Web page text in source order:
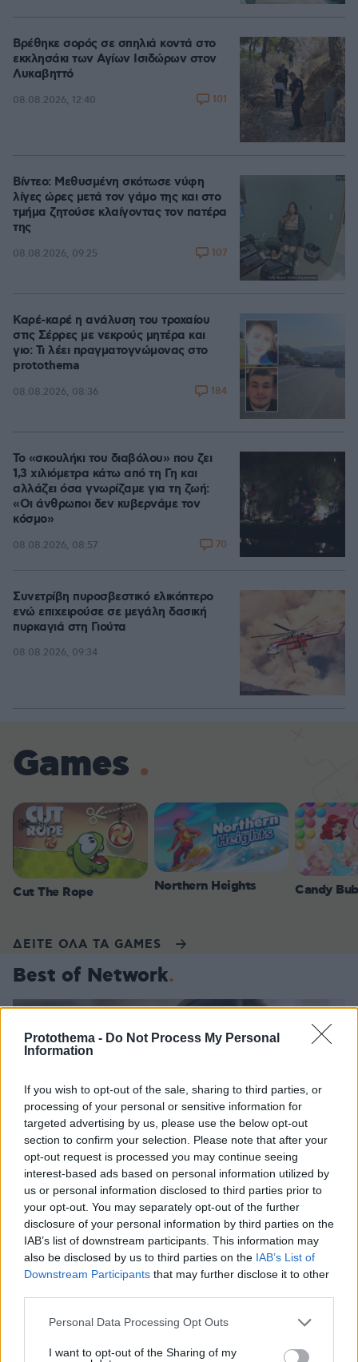
Protothema - Do Not Process My Personal
Information
If you wish to opt-out of the sale, sharing to third parties, or
processing of your personal or sensitive information for
targeted advertising by us, please use the below opt-out
section to confirm your selection. Please note that after your
opt-out request is processed you may continue seeing
interest-based ads based on personal information utilized by
us or personal information disclosed to third parties prior to
your opt-out. You may separately opt-out of the further
disclosure of your personal information by third parties on the
IAB’s list of downstream participants. This information may
also be disclosed by us to third parties on the IAB’s List of
Downstream Participants that may further disclose it to other
Please note that this website/app uses one or more Google
not limited to your visit or usage behaviour. You may click to
Personal Data Processing Opt Outs
I want to opt-out of the Sharing of my
Βρέθηκε σορός σε σπηλιά κοντά στο
εκκλησάκι των Αγίων Ισιδώρων στον
Λυκαβηττό
08.08.2026, 12:40 101
Βίντεο: Μεθυσμένη σκότωσε νύφη
λίγες ώρες μετά τον γάμο της και στο
τμήμα ζητούσε κλαίγοντας τον πατέρα
της
08.08.2026, 09:25 107
Καρέ-καρέ η ανάλυση του τροχαίου
στις Σέρρες με νεκρούς μητέρα και
γιο: Τι λέει πραγματογνώμονας στο
protothema
08.08.2026, 08:36 184
Το «σκουλήκι του διαβόλου» που ζει
1,3 χιλιόμετρα κάτω από τη Γη και
αλλάζει όσα γνωρίζαμε για τη ζωή:
«Οι άνθρωποι δεν κυβερνάμε τον
κόσμο»
08.08.2026, 08:57 70
Συνετρίβη πυροσβεστικό ελικόπτερο
ενώ επιχειρούσε σε μεγάλη δασική
πυρκαγιά στη Γιούτα
08.08.2026, 09:34
Games
Cut The Rope Northern Heights Candy
ΔΕΙΤΕ ΟΛΑ ΤΑ GAMES
Best of Network
08.08.2026, 14:31